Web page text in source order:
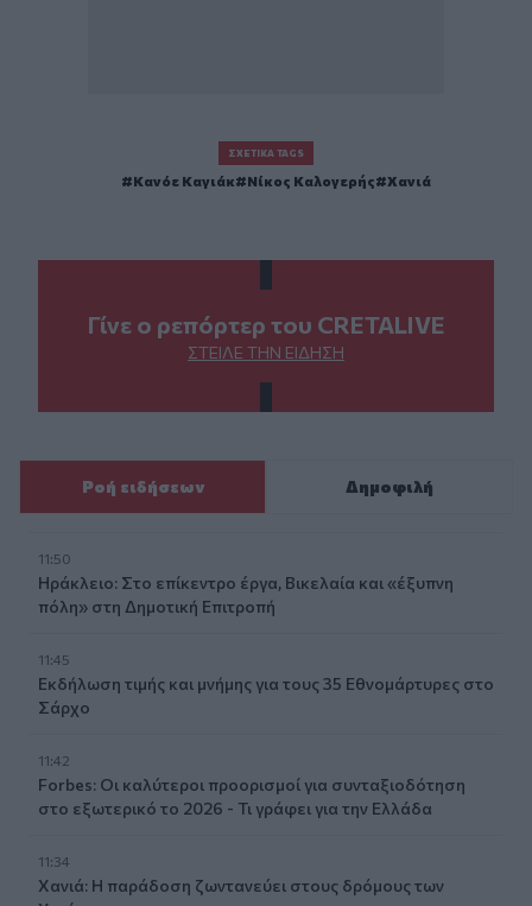
ΣΧΕΤΙΚΆ TAGS
Κανόε Καγιάκ Νίκος Καλογερής Χανιά
Γίνε ο ρεπόρτερ του CRETALIVE
ΣΤΕΊΛΕ ΤΗΝ ΕΊΔΗΣΗ
Ροή ειδήσεων Δημοφιλή
11:50
Ηράκλειο: Στο επίκεντρο έργα, Βικελαία και «έξυπνη
πόλη» στη Δημοτική Επιτροπή
11:45
Εκδήλωση τιμής και μνήμης για τους 35 Εθνομάρτυρες στο
Σάρχο
11:42
Forbes: Οι καλύτεροι προορισμοί για συνταξιοδότηση
στο εξωτερικό το 2026 - Τι γράφει για την Ελλάδα
11:34
Χανιά: Η παράδοση ζωντανεύει στους δρόμους των